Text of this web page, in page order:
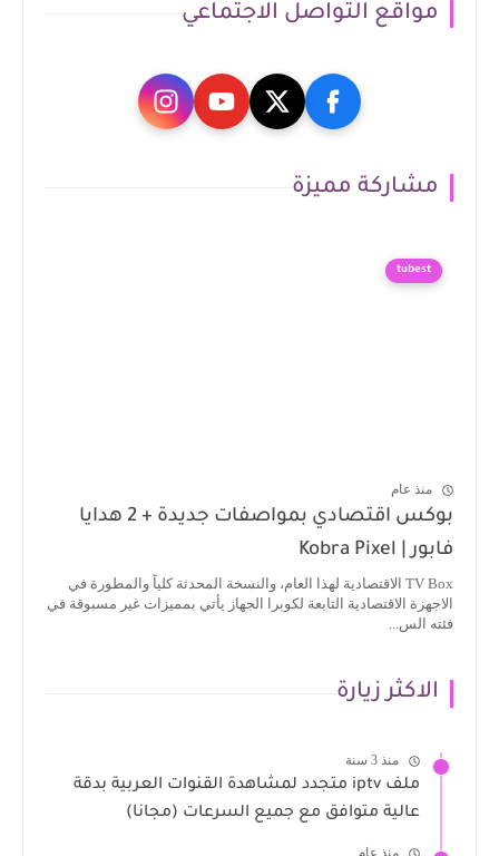
مواقع التواصل الاجتماعي
مشاركة مميزة
tubest
منذ عام
بوكس اقتصادي بمواصفات جديدة + 2 هدايا
فابور | Kobra Pixel
TV Box الاقتصادية لهذا العام، والنسخة المحدثة كلياً والمطورة في
الاجهزة الاقتصادية التابعة لكوبرا الجهاز يأتي بمميزات غير مسبوقة في
فئته الس...
الاكثر زيارة
منذ 3 سنة
ملف iptv متجدد لمشاهدة القنوات العربية بدقة
عالية متوافق مع جميع السرعات (مجانا)